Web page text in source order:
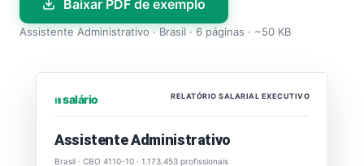
Baixar PDF de exemplo
Assistente Administrativo · Brasil · 6 páginas · ~50 KB
⏐⏐⏐ salário RELATÓRIO SALARIAL EXECUTIVO
Assistente Administrativo
Brasil · CBO 4110-10 · 1.173.453 profissionais